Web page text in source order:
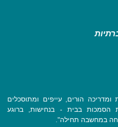
הורים, עייפים ומתוסכלים
הסמכות בבית - בנחישות, ברוגע
במחשבה תחילה".